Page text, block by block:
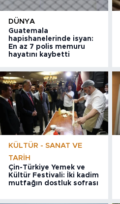
DÜNYA
Guatemala
hapishanelerinde isyan:
En az 7 polis memuru
hayatını kaybetti
KÜLTÜR - SANAT VE
TARIH
Çin-Türkiye Yemek ve
Kültür Festivali: İki kadim
mutfağın dostluk sofrası